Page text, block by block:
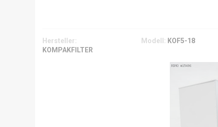
Hersteller:
KOMPAKFILTER
Modell: KOF5-18